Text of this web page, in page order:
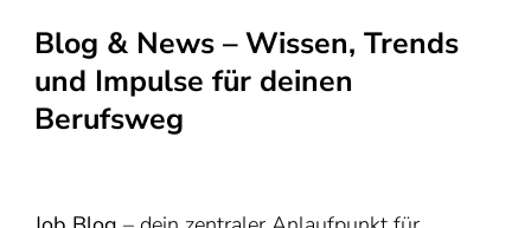
Blog & News – Wissen, Trends
und Impulse für deinen
Berufsweg